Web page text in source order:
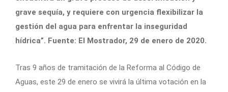
grave sequía, y requiere con urgencia flexibilizar la
gestión del agua para enfrentar la inseguridad
hídrica”. Fuente: El Mostrador, 29 de enero de 2020.
Tras 9 años de tramitación de la Reforma al Código de
Aguas, este 29 de enero se vivirá la última votación en la